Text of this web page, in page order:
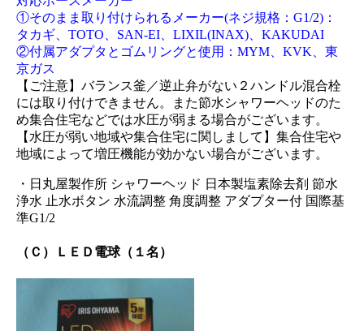
①そのまま取り付けられるメーカー(ネジ規格：G1/2)：
タカギ、TOTO、SAN-EI、LIXIL(INAX)、KAKUDAI
②付属アダプタとゴムリングと使用：MYM、KVK、東
京ガス
【ご注意】バランス釜／逆止弁がない２ハンドル混合栓
には取り付けできません。また節水シャワーヘッドのた
め集合住宅などでは水圧が弱まる場合がございます。
【水圧が弱い地域や集合住宅に関しまして】集合住宅や
地域によって増圧機能が効かない場合がございます。
・日丸屋製作所 シャワーヘッド 日本製塩素除去剤 節水
浄水 止水ボタン 水流調整 角度調整 アダプター付 国際基
準G1/2
（Ｃ）ＬＥＤ電球（１名）